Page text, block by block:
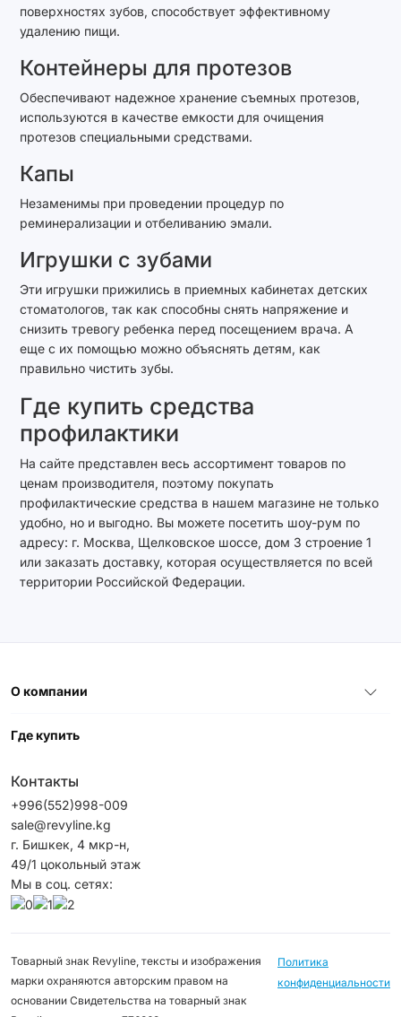
поверхностях зубов, способствует эффективному
удалению пищи.
Контейнеры для протезов
Обеспечивают надежное хранение съемных протезов,
используются в качестве емкости для очищения
протезов специальными средствами.
Капы
Незаменимы при проведении процедур по
реминерализации и отбеливанию эмали.
Игрушки с зубами
Эти игрушки прижились в приемных кабинетах детских
стоматологов, так как способны снять напряжение и
снизить тревогу ребенка перед посещением врача. А
еще с их помощью можно объяснять детям, как
правильно чистить зубы.
Где купить средства
профилактики
На сайте представлен весь ассортимент товаров по
ценам производителя, поэтому покупать
профилактические средства в нашем магазине не только
удобно, но и выгодно. Вы можете посетить шоу-рум по
адресу: г. Москва, Щелковское шоссе, дом 3 строение 1
или заказать доставку, которая осуществляется по всей
территории Российской Федерации.
О компании
Где купить
Контакты
+996(552)998-009
sale@revyline.kg
г. Бишкек, 4 мкр-н,
49/1 цокольный этаж
Мы в соц. сетях:
Товарный знак Revyline, тексты и изображения
марки охраняются авторским правом на
основании Свидетельства на товарный знак
Политика
конфиденциальности